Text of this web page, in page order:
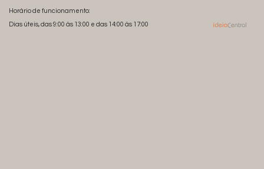
Horário de funcionamento:
Dias úteis, das 9:00 às 13:00 e das 14:00 às 17:00